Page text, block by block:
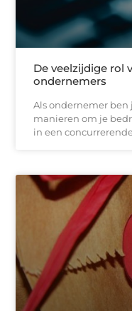
De veelzijdige rol
ondernemers
Als ondernemer ben
manieren om je
in een